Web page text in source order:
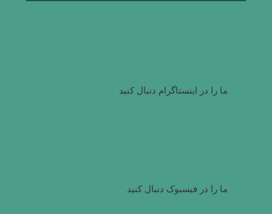
ما را در اینستاگرام دنبال کنید
ما را در فیسبوک دنبال کنید